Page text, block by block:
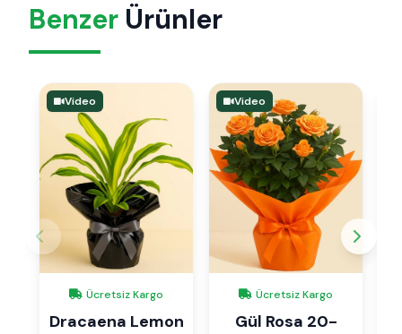
Benzer Ürünler
Video
Ücretsiz Kargo
Dracaena Lemon
Video
Ücretsiz Kargo
Gül Rosa 20-